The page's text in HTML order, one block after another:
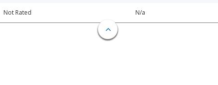
Not Rated N/a